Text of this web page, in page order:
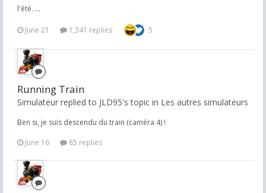
l'été. ...
June 21 1,341 replies 5
Running Train
Simulateur replied to JLD95's topic in Les autres simulateurs
Ben si, je suis descendu du train (caméra 4) !
June 16
85 replies